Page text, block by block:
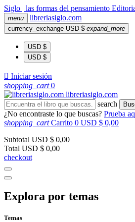
Siglo | las formas del pensamiento
menu libreriasiglo.com
currency_exchange USD $ expand_more
USD $
USD $
 Iniciar sesión
shopping_cart 0
libreriasiglo.com
search
¿No encontraste lo que buscas? Prueba
shopping_cart Carrito 0 USD $ 0,00
Subtotal USD $ 0,00
Total USD $ 0,00
checkout
Explora por temas
Temas